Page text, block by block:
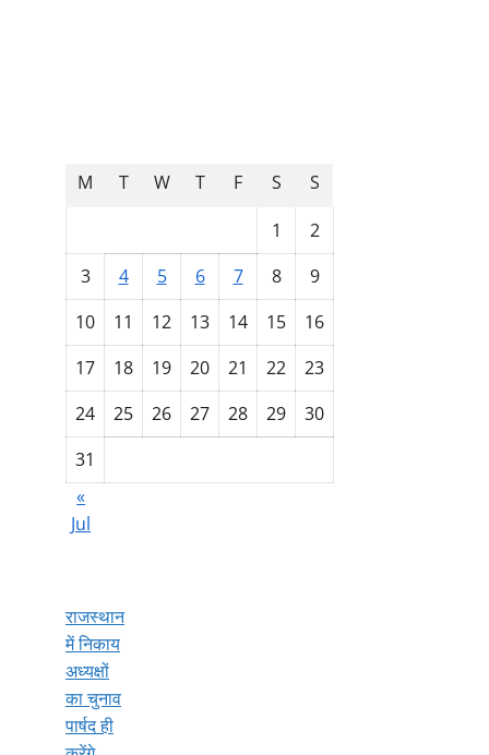
M T W T F S
S
1
2
3
4 5 6 7 8
9
10
11 12 13 14 15
16
17
18 19 20 21 22
23
24
25 26 27 28 29
30
31
«
Jul
राजस्थान
में निकाय
अध्यक्षों
का चुनाव
पार्षद ही